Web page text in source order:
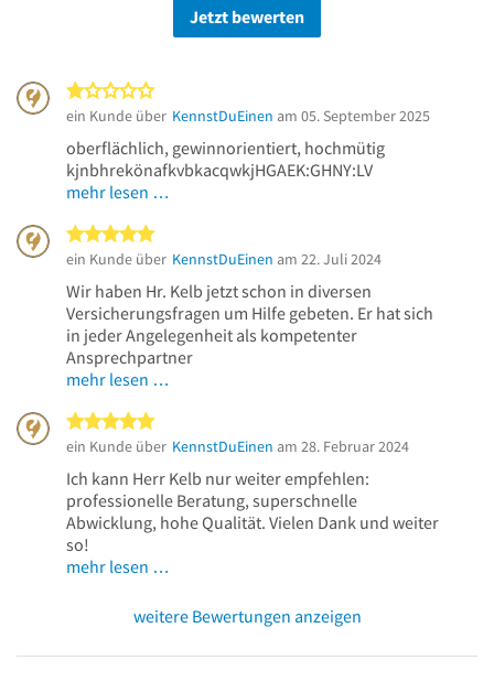
Jetzt bewerten
ein Kunde über KennstDuEinen am 05. September 2025
oberflächlich, gewinnorientiert, hochmütig
kjnbhrekönafkvbkacqwkjHGAEK:GHNY:LV
mehr lesen …
ein Kunde über KennstDuEinen am 22. Juli 2024
Wir haben Hr. Kelb jetzt schon in diversen
Versicherungsfragen um Hilfe gebeten. Er hat sich
in jeder Angelegenheit als kompetenter
Ansprechpartner
mehr lesen …
ein Kunde über KennstDuEinen am 28. Februar 2024
Ich kann Herr Kelb nur weiter empfehlen:
professionelle Beratung, superschnelle
Abwicklung, hohe Qualität. Vielen Dank und weiter
so!
mehr lesen …
weitere Bewertungen anzeigen